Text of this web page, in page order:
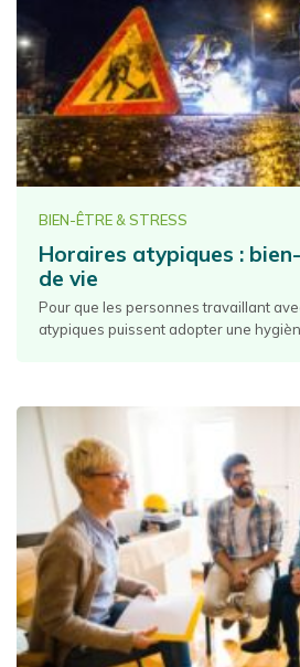
BIEN-ÊTRE & STRESS
Horaires atypiques :
de vie
Pour que les personnes travaillant
atypiques puissent adopter une